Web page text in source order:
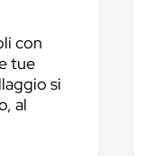
con
tue
si
al